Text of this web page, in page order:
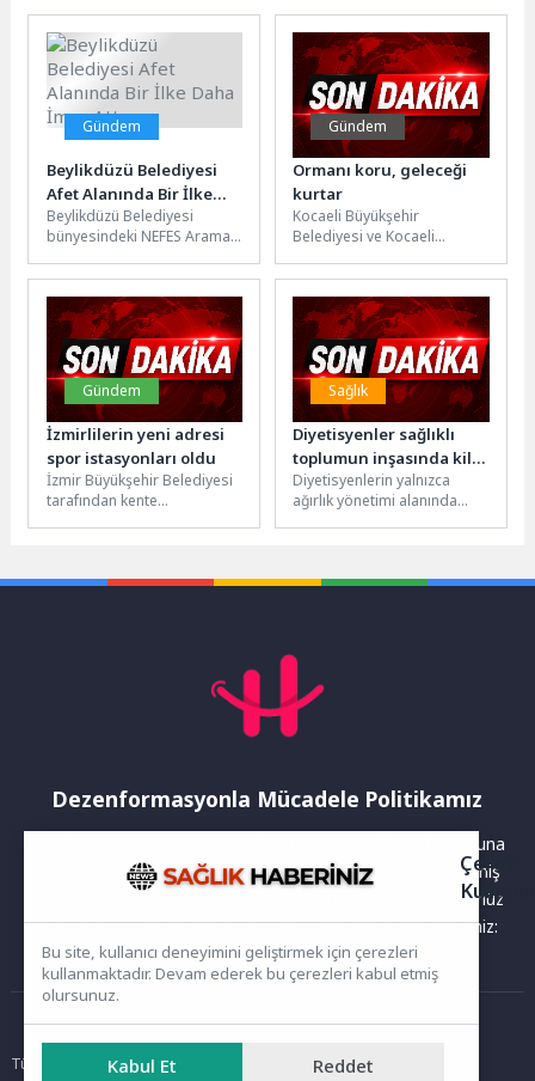
süreci nedeniyle geçici
olarak hareket memurluğuna
geçen...
Bakanlığı ile birlikte
yürüttüğü “Cedit Kentsel
Dönüşüm...
Gündem
Beylikdüzü Belediyesi
Afet Alanında Bir İlke
Daha İmza Attı
Beylikdüzü Belediyesi
bünyesindeki NEFES Arama
Takımı, Konya’da düzenlenen
özel eğitim programını
başarıyla...
Gündem
Ormanı koru, geleceği
kurtar
Kocaeli Büyükşehir
Belediyesi ve Kocaeli
birlikte artan orman yangını
riskine dikkat çekmek...
Gündem
İzmirlilerin yeni adresi
spor istasyonları oldu
İzmir Büyükşehir Belediyesi
tarafından kente
yapma imkânı...
Sağlık
Diyetisyenler sağlıklı
toplumun inşasında kilit
rol üstleniyor
Diyetisyenlerin yalnızca
ağırlık yönetimi alanında
üstlendiğini belirten...
Dezenformasyonla Mücadele Politikamız
Yayınlanan haberler doğruluk ilkesi gözetilerek hazırlanır. Buna
rağmen bazı içeriklerde eksik, hatalı veya güncelliğini yitirmiş
bilgiler bulunabilir.Yanlış veya yanıltıcı olduğunu düşündüğünüz
haberleri aşağıdaki iletişim kanallarından bize bildirebilirsiniz:
Ana Sayfa
Tüm hakları saklıdır. Sitede yer alan içerikler izinsiz kopyalanamaz,
Çerez
Bu site, kullanıcı deneyimini geliştirmek için çerezleri
kullanmaktadır. Devam ederek bu çerezleri kabul etmiş
olursunuz.
Kabul Et Reddet